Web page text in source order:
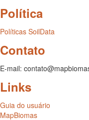
Política
Políticas SoilData
Contato
E-mail:
Links
Guia do usuário
MapBiomas